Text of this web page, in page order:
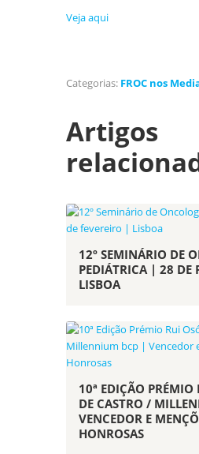
Veja aqui
Categorias: FROC nos
Artigos
12º SEMINÁRIO DE
PEDIÁTRICA | 28 DE
LISBOA
10ª EDIÇÃO PRÉMIO
DE CASTRO /
VENCEDOR E
HONROSAS